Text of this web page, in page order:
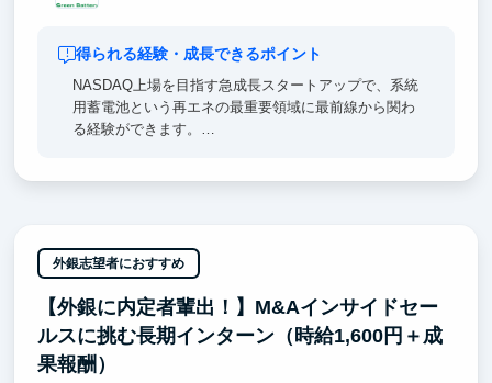
得られる経験・成長できるポイント
NASDAQ上場を目指す急成長スタートアップで、系統
用蓄電池という再エネの最重要領域に最前線から関わ
る経験ができます。
系化されたマニュアルで学ぶ
ツール活用力：生成AI・Slack・Notion等を駆使した
次世代ワークスタイル
キャリア設計力：アソシエイト→マネージャーの明確
な昇格パスと成果連動報酬で、自分の成長が数字で見
える
外銀志望者におすすめ
【外銀に内定者輩出！】M&Aインサイドセー
ルスに挑む長期インターン（時給1,600円＋成
果報酬）